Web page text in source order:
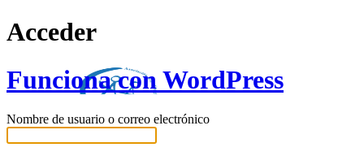
Acceder
Funciona con WordPress
Nombre de usuario o correo electrónico